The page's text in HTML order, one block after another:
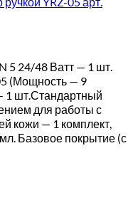
5 24/48 Ватт — 1 шт.
(Мощность — 9
1 шт.Стандартный
для работы с
кожи — 1 комплект,
Базовое покрытие (с